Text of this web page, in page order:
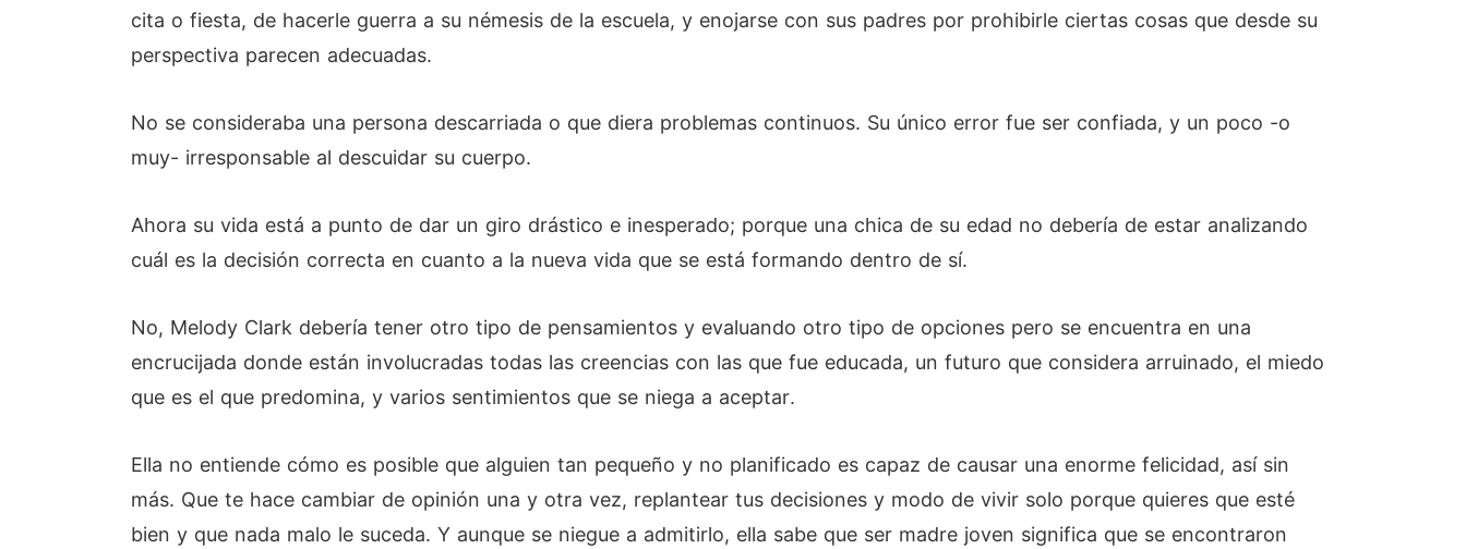
cita o fiesta, de hacerle guerra a su némesis de la escuela, y enojarse con sus padres por prohibirle ciertas cosas que desde su
perspectiva parecen adecuadas.
No se consideraba una persona descarriada o que diera problemas continuos. Su único error fue ser confiada, y un poco -o
muy- irresponsable al descuidar su cuerpo.
Ahora su vida está a punto de dar un giro drástico e inesperado; porque una chica de su edad no debería de estar analizando
cuál es la decisión correcta en cuanto a la nueva vida que se está formando dentro de sí.
No, Melody Clark debería tener otro tipo de pensamientos y evaluando otro tipo de opciones pero se encuentra en una
encrucijada donde están involucradas todas las creencias con las que fue educada, un futuro que considera arruinado, el miedo
que es el que predomina, y varios sentimientos que se niega a aceptar.
Ella no entiende cómo es posible que alguien tan pequeño y no planificado es capaz de causar una enorme felicidad, así sin
más. Que te hace cambiar de opinión una y otra vez, replantear tus decisiones y modo de vivir solo porque quieres que esté
bien y que nada malo le suceda. Y aunque se niegue a admitirlo, ella sabe que ser madre joven significa que se encontraron